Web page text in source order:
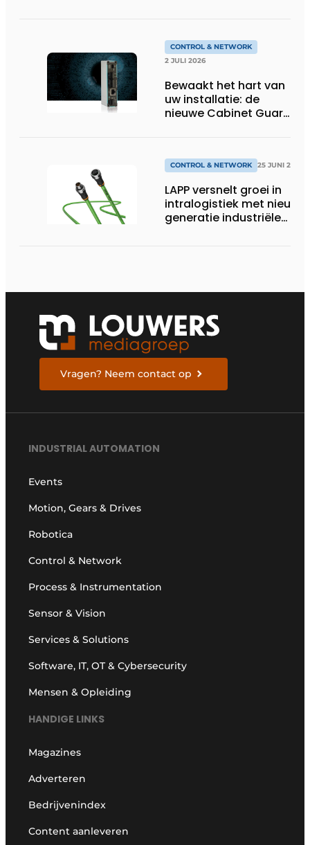
sneller volgens de
jaarlijkse analyse van
HMS Networks
CONTROL & NETWORK
2 JULI 2026
Bewaakt het hart van
uw installatie: de
nieuwe Cabinet Guard
CONTROL & NETWORK 25 JUNI 2026
LAPP versnelt groei in
intralogistiek met nieuwe
generatie industriële
Vragen? Neem contact op
INDUSTRIAL AUTOMATION
Events
Motion, Gears & Drives
Robotica
Control & Network
Process & Instrumentation
Sensor & Vision
Services & Solutions
Software, IT, OT & Cybersecurity
Mensen & Opleiding
HANDIGE LINKS
Magazines
Adverteren
Bedrijvenindex
Content aanleveren